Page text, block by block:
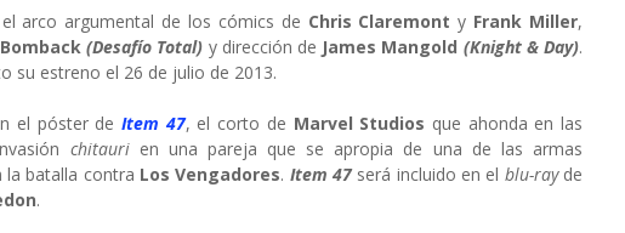
arco argumental de los cómics de Chris Claremont y Frank Miller,
(Desafío Total) y dirección de James Mangold (Knight & Day).
su estreno el 26 de julio de 2013.
el póster de Item 47, el corto de Marvel Studios que ahonda en las
chitauri en una pareja que se apropia de una de las armas
la batalla contra Los Vengadores. Item 47será incluido en el blu-ray de
.